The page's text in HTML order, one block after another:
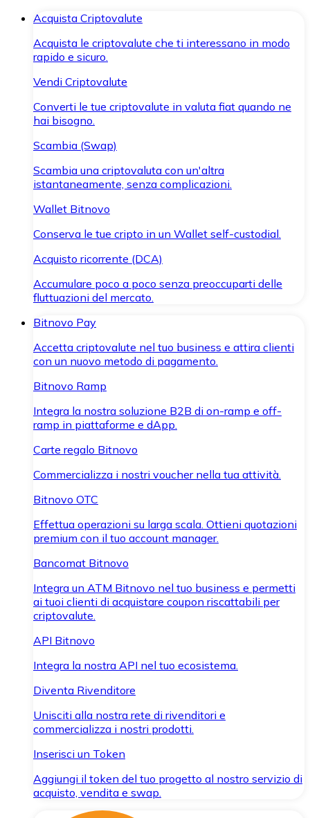
Acquista Criptovalute
Acquista le criptovalute che ti interessano in modo
rapido e sicuro.
Vendi Criptovalute
Converti le tue criptovalute in valuta fiat quando ne
hai bisogno.
Scambia (Swap)
Scambia una criptovaluta con un'altra
istantaneamente, senza complicazioni.
Wallet Bitnovo
Conserva le tue cripto in un Wallet self-custodial.
Acquisto ricorrente (DCA)
Accumulare poco a poco senza preoccuparti delle
fluttuazioni del mercato.
Bitnovo Pay
Accetta criptovalute nel tuo business e attira clienti
con un nuovo metodo di pagamento.
Bitnovo Ramp
Integra la nostra soluzione B2B di on-ramp e off-
ramp in piattaforme e dApp.
Carte regalo Bitnovo
Commercializza i nostri voucher nella tua attività.
Bitnovo OTC
Effettua operazioni su larga scala. Ottieni quotazioni
premium con il tuo account manager.
Bancomat Bitnovo
Integra un ATM Bitnovo nel tuo business e permetti
ai tuoi clienti di acquistare coupon riscattabili per
criptovalute.
API Bitnovo
Integra la nostra API nel tuo ecosistema.
Diventa Rivenditore
Unisciti alla nostra rete di rivenditori e
commercializza i nostri prodotti.
Inserisci un Token
Aggiungi il token del tuo progetto al nostro servizio di
acquisto, vendita e swap.